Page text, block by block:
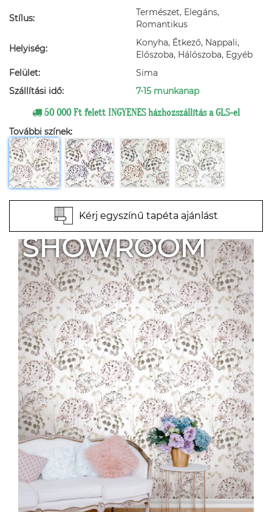
Stílus:
Természet, Elegáns,
Romantikus
Helyiség:
Konyha, Étkező, Nappali,
Előszoba, Hálószoba, Egyéb
Felület:
Sima
Szállítási idő:
7-15 munkanap
50 000 Ft felett INGYENES házhozszállítás a GLS-el
További színek:
Kérj egyszínű tapéta ajánlást
SHOWROOM